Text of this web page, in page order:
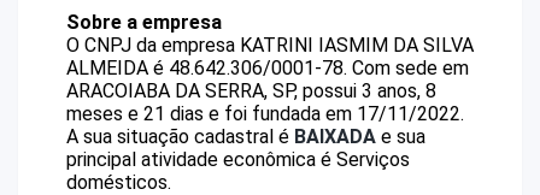
Sobre a empresa
O CNPJ da empresa KATRINI IASMIM DA SILVA
ALMEIDA é 48.642.306/0001-78. Com sede em
ARACOIABA DA SERRA, SP, possui 3 anos, 8
meses e 21 dias e foi fundada em 17/11/2022.
A sua situação cadastral é BAIXADA e sua
principal atividade econômica é Serviços
domésticos.